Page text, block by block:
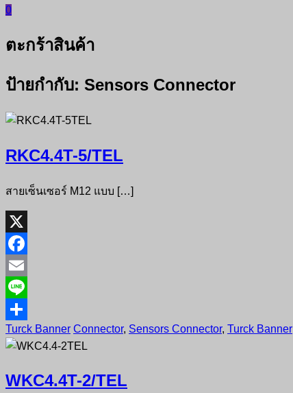
0
ตะกร้าสินค้า
ป้ายกำกับ: Sensors Connector
RKC4.4T-5/TEL
สายเซ็นเซอร์ M12 แบบ […]
X
Facebook
Email
Line
Share
Turck Banner Connector, Sensors Connector, Turck Banner
WKC4.4T-2/TEL